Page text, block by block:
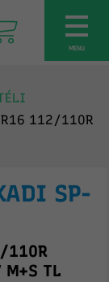
MENU
112/110R
SP-
110R
M+S TL